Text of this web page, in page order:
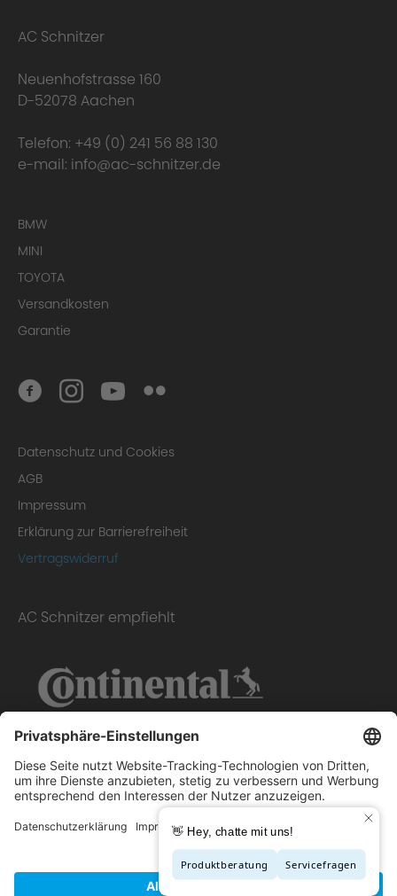
AC Schnitzer
Neuenhofstrasse 160
D-52078 Aachen
Telefon: +49 (0) 241 56 88 130
e-mail: info@ac-schnitzer.de
BMW
MINI
TOYOTA
Versandkosten
Garantie
Datenschutz und Cookies
AGB
Impressum
Erklärung zur Barrierefreiheit
Vertragswiderruf
AC Schnitzer empfiehlt